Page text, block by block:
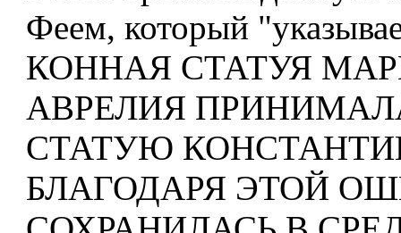
Феем, который
КОННАЯ СТАТУЯ
АВРЕЛИЯ
СТАТУЮ
БЛАГОДАРЯ ЭТОЙ